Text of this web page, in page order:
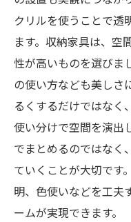
クリルを使うことで透
ます。収納家具は、空
性が高いものを選びま
の使い方なども美しさ
るくするだけではなく
使い分けで空間を演出
でまとめるのではなく
ていくことが大切です
明、色使いなどを工夫
ームが実現できます。